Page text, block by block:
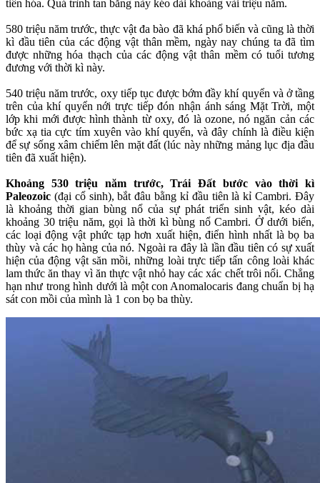
tiến hóa. Quá trình tan băng này kéo dài khoảng vài triệu năm.
580 triệu năm trước, thực vật đa bào đã khá phổ biến và cũng là thời
kì đầu tiên của các động vật thân mềm, ngày nay chúng ta đã tìm
được những hóa thạch của các động vật thân mềm có tuổi tương
đương với thời kì này.
540 triệu năm trước, oxy tiếp tục được bớm đầy khí quyển và ở tầng
trên của khí quyển nới trực tiếp đón nhận ánh sáng Mặt Trời, một
lớp khi mới được hình thành từ oxy, đó là ozone, nó ngăn cản các
bức xạ tia cực tím xuyên vào khí quyển, và đây chính là điều kiện
để sự sống xâm chiếm lên mặt đất (lúc này những mảng lục địa đầu
tiên đã xuất hiện).
Khoảng 530 triệu năm trước, Trái Đất bước vào thời kì
Paleozoic (đại cổ sinh), bắt đâu bằng kỉ đầu tiên là kỉ Cambri. Đây
là khoảng thời gian bùng nổ của sự phát triển sinh vật, kéo dài
khoảng 30 triệu năm, gọi là thời kì bùng nổ Cambri. Ở dưới biển,
các loại động vật phức tạp hơn xuất hiện, điển hình nhất là bọ ba
thùy và các họ hàng của nó. Ngoài ra đây là lần đầu tiên có sự xuất
hiện của động vật săn mồi, những loài trực tiếp tấn công loài khác
lam thức ăn thay vì ăn thực vật nhỏ hay các xác chết trôi nổi. Chẳng
hạn như trong hình dưới là một con Anomalocaris đang chuẩn bị hạ
sát con mồi của mình là 1 con bọ ba thùy.